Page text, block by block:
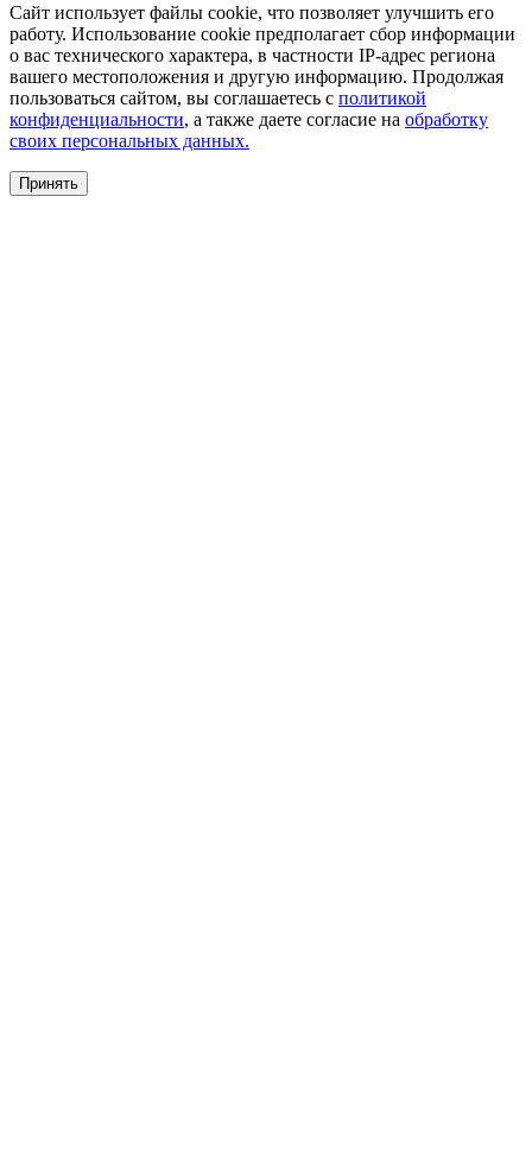
Сайт использует файлы cookie, что позволяет улучшить его
работу. Использование cookie предполагает сбор информации
о вас технического характера, в частности IP-адрес региона
вашего местоположения и другую информацию. Продолжая
пользоваться сайтом, вы соглашаетесь с политикой
конфиденциальности, а также даете согласие на обработку
своих персональных данных.
Принять